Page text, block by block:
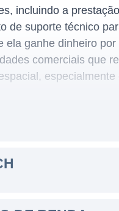
incluindo a
de suporte técnico
ganhe dinheiro
comerciais que
e serviços
espaciais,
via satélite.